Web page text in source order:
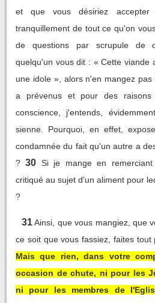
et que vous désiriez accepter
tranquillement de tout ce qu'on
de questions par scrupule de
quelqu'un vous dit : « Cette viande
une idole », alors n'en mangez
a prévenus et pour des raisons
conscience, j'entends,
sienne. Pourquoi, en effet,
condamnée du fait qu'un autre a
? 30 Si je mange en
critiqué au sujet d'un aliment pour
?
31 Ainsi, que vous mangiez, que
ce soit que vous fassiez, faites tout
Mais que rien, dans votre
occasion de chute, ni pour les
ni pour les membres de